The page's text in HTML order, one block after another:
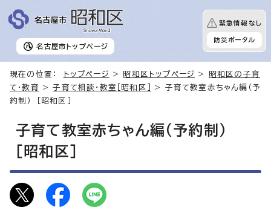
名古屋市 トップページ
緊急情報なし
防災ポータル
現在の位置： トップページ > 昭和区トップページ >
昭和区の子育
て・教育
>子育て相談・教室［昭和区］
> 子育て教室赤ちゃん編（予
約制） ［昭和区］
子育て教室赤ちゃん編（予約制）
［昭和区］